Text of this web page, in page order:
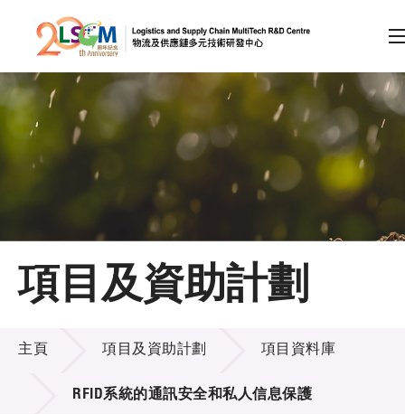
跳到內容（按回車鍵）
會員登入
A A EN 繁 简
主頁
關於LSCM
技術商品化
項目及資助計劃
項目及資助計劃
項目及資助計劃
主頁 項目及資助計劃 項目資料庫
RFID系統的通訊安全和私人信息保護